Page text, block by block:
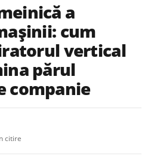
a
cum
vertical
părul
companie
citire